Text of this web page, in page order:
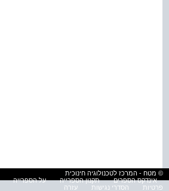
© מטח - המרכז לטכנולוגיה חינוכית
אינדקס הספרים
תקנון הספרייה על הספרייה
פרטיות
הסדרי נגישות עזרה